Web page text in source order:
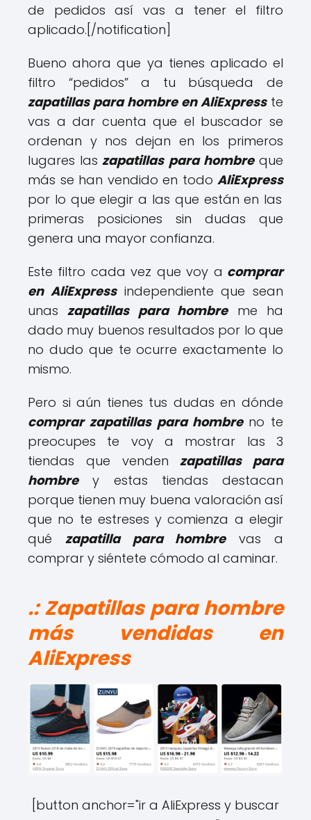
de pedidos así vas a tener el filtro
aplicado.[/notification]
Bueno ahora que ya tienes aplicado el
filtro “pedidos” a tu búsqueda de
zapatillas para hombre en AliExpresste
vas a dar cuenta que el buscador se
ordenan y nos dejan en los primeros
lugares las zapatillas para hombreque
más se han vendido en todo AliExpress
por lo que elegir a las que están en las
primeras posiciones sin dudas que
genera una mayor confianza.
Este filtro cada vez que voy a comprar
en AliExpressindependiente que sean
unaszapatillas para hombreme ha
dado muy buenos resultados por lo que
no dudo que te ocurre exactamente lo
mismo.
Pero si aún tienes tus dudas en dónde
comprar zapatillas para hombre no te
preocupes te voy a mostrar las 3
tiendas que venden zapatillas para
hombrey estas tiendas destacan
porque tienen muy buena valoración así
que no te estreses y comienza a elegir
qué zapatilla para hombrevas a
comprar y siéntete cómodo al caminar.
.: Zapatillas para hombre
más vendidas en
AliExpress
[button anchor="ir a AliExpress y buscar